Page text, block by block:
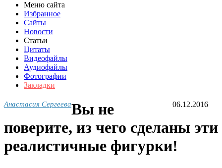
Меню сайта
Избранное
Сайты
Новости
Статьи
Цитаты
Видеофайлы
Аудиофайлы
Фотографии
Закладки
Анастасия Сергеева 06.12.2016
Вы не
поверите, из чего сделаны эти
реалистичные фигурки!